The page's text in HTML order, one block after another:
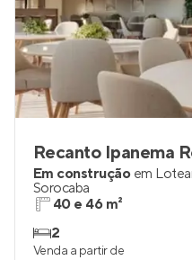
Recanto Ipanema
Em construção em
Sorocaba
40 e 46 m²
2
Venda a partir de